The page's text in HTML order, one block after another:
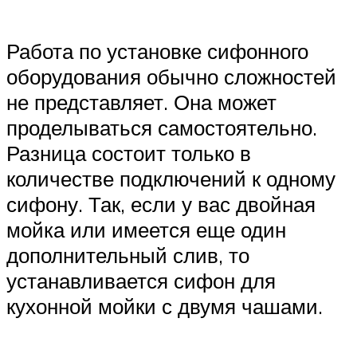
Работа по установке сифонного
оборудования обычно сложностей
не представляет. Она может
проделываться самостоятельно.
Разница состоит только в
количестве подключений к одному
сифону. Так, если у вас двойная
мойка или имеется еще один
дополнительный слив, то
устанавливается сифон для
кухонной мойки с двумя чашами.